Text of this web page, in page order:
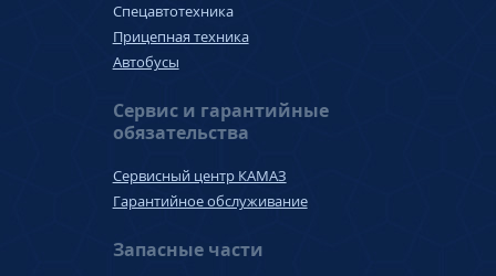
Спецавтотехника
Прицепная техника
Автобусы
Сервис и гарантийные
обязательства
Сервисный центр КАМАЗ
Гарантийное обслуживание
Запасные части